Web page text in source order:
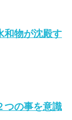
和物が沈殿す
つの事を意識